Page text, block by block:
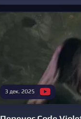
3 дек. 2025